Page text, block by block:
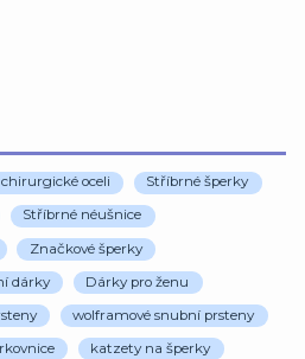
oceli Stříbrné šperky
Stříbrné néušnice
Značkové šperky
dárky Dárky pro ženu
wolframové snubní prsteny
katzety na šperky